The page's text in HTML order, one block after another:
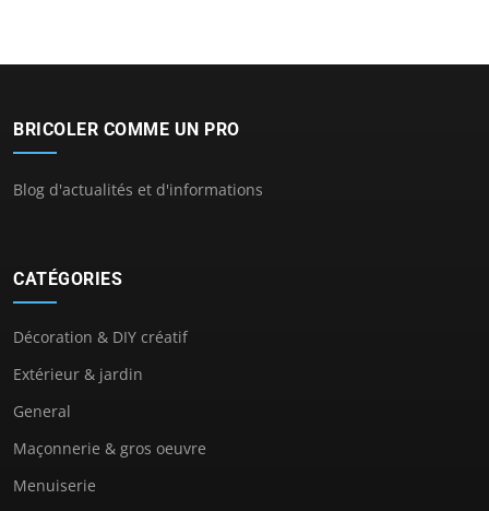
BRICOLER COMME UN PRO
Blog d'actualités et d'informations
CATÉGORIES
Décoration & DIY créatif
Extérieur & jardin
General
Maçonnerie & gros oeuvre
Menuiserie